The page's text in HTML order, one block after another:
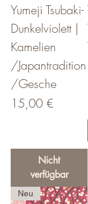
Yumeji Tsubaki-
Dunkelviolett |
Kamelien
/Japantradition
/Gesche
Preis
15,00 €
Nicht
verfügbar
Neu